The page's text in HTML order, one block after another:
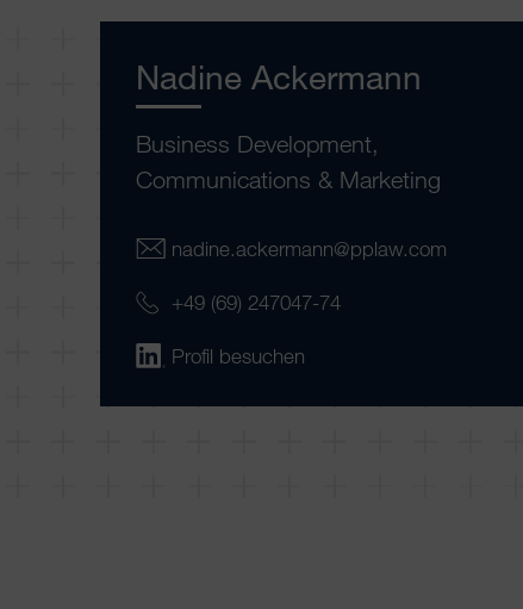
Nadine Ackermann
Business Development,
Communications & Marketing
nadine.ackermann@pplaw.com
+49 (69) 247047-74
Profil besuchen